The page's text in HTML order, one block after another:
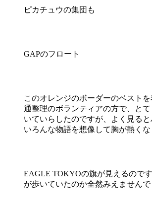
ピカチュウの集団も
GAPのフロート
このオレンジのボーダーのベスト
通整理のボランティアの方で、と
いていらしたのですが、よく見る
いろんな物語を想像して胸が熱くな
EAGLE TOKYOの旗が見えるので
が歩いていたのか全然みえません